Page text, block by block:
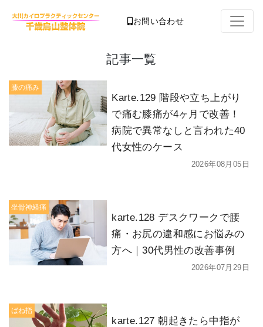
お問い合わせ
記事一覧
膝の痛み
Karte.129 階段や立ち上がり
で痛む膝痛が4ヶ月で改善！
病院で異常なしと言われた40
代女性のケース
2026年08月05日
坐骨神経痛
karte.128 デスクワークで腰
痛・お尻の違和感にお悩みの
方へ｜30代男性の改善事例
2026年07月29日
ばね指
karte.127 朝起きたら中指が